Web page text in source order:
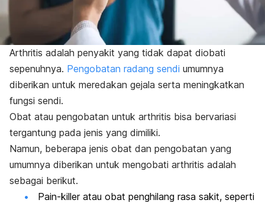
Arthritis adalah penyakit yang tidak dapat diobati
sepenuhnya. Pengobatan radang sendi umumnya
diberikan untuk meredakan gejala serta meningkatkan
fungsi sendi.
Obat atau pengobatan untuk arthritis bisa bervariasi
tergantung pada jenis yang dimiliki.
Namun, beberapa jenis obat dan pengobatan yang
umumnya diberikan untuk mengobati arthritis adalah
sebagai berikut.
Pain-killeratau obat penghilang rasa sakit, seperti